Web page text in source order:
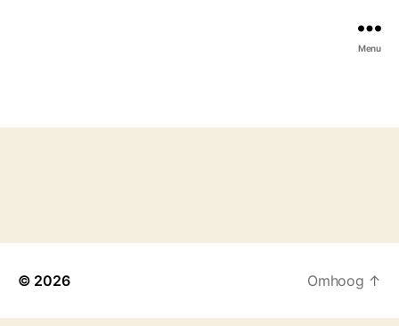
Menu
© 2026 Omhoog ↑